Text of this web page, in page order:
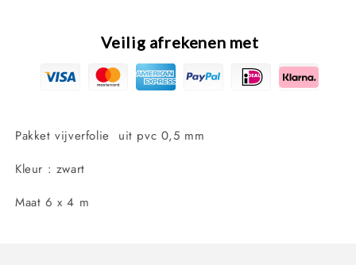
24
m
/
24
Veilig afrekenen met
Pakket vijverfolie uit pvc 0,5 mm
Kleur : zwart
Maat 6 x 4 m